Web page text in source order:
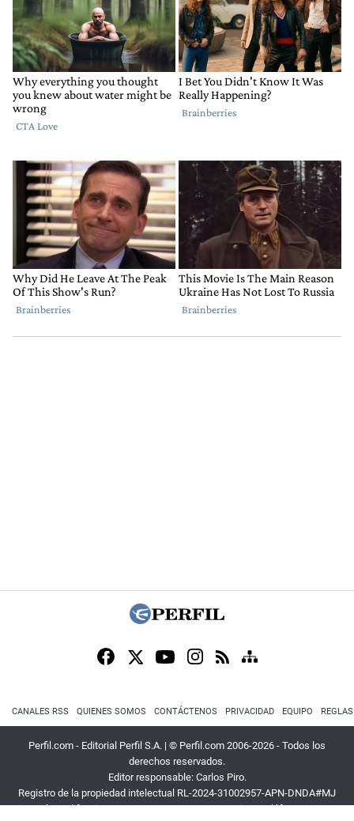
CANALES RSS QUIENES SOMOS CONTÁCTENOS PRIVACIDAD EQUIPO
Perfil.com - Editorial Perfil S.A. | © Perfil.com 2006-2026 - Todos los
derechos reservados.
Editor responsable: Carlos Piro.
Registro de la propiedad intelectual RL-2024-31002957-APN-DNDA#MJ
Dirección:California 2715,C1289ABI,CABA, Argentina| Teléfono:+54 9 11